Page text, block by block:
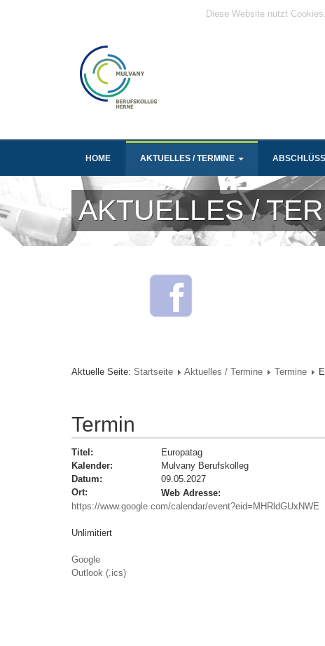
Diese Website nutzt
HOME AKTUELLES / TERMINE
AKTUELLES /
Aktuelle Seite: Startseite Aktuelles / Termine Termine
Termin
Titel:
Europatag
Kalender:
Mulvany Berufskolleg
Datum:
09.05.2027
Ort:
Web Adresse:
https://www.google.com/calendar/
Unlimitiert
Google
Outlook (.ics)